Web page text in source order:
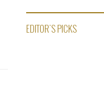
EDITOR'S PICKS